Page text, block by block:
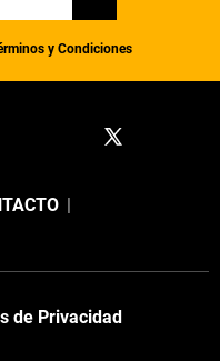
y Condiciones
de Privacidad